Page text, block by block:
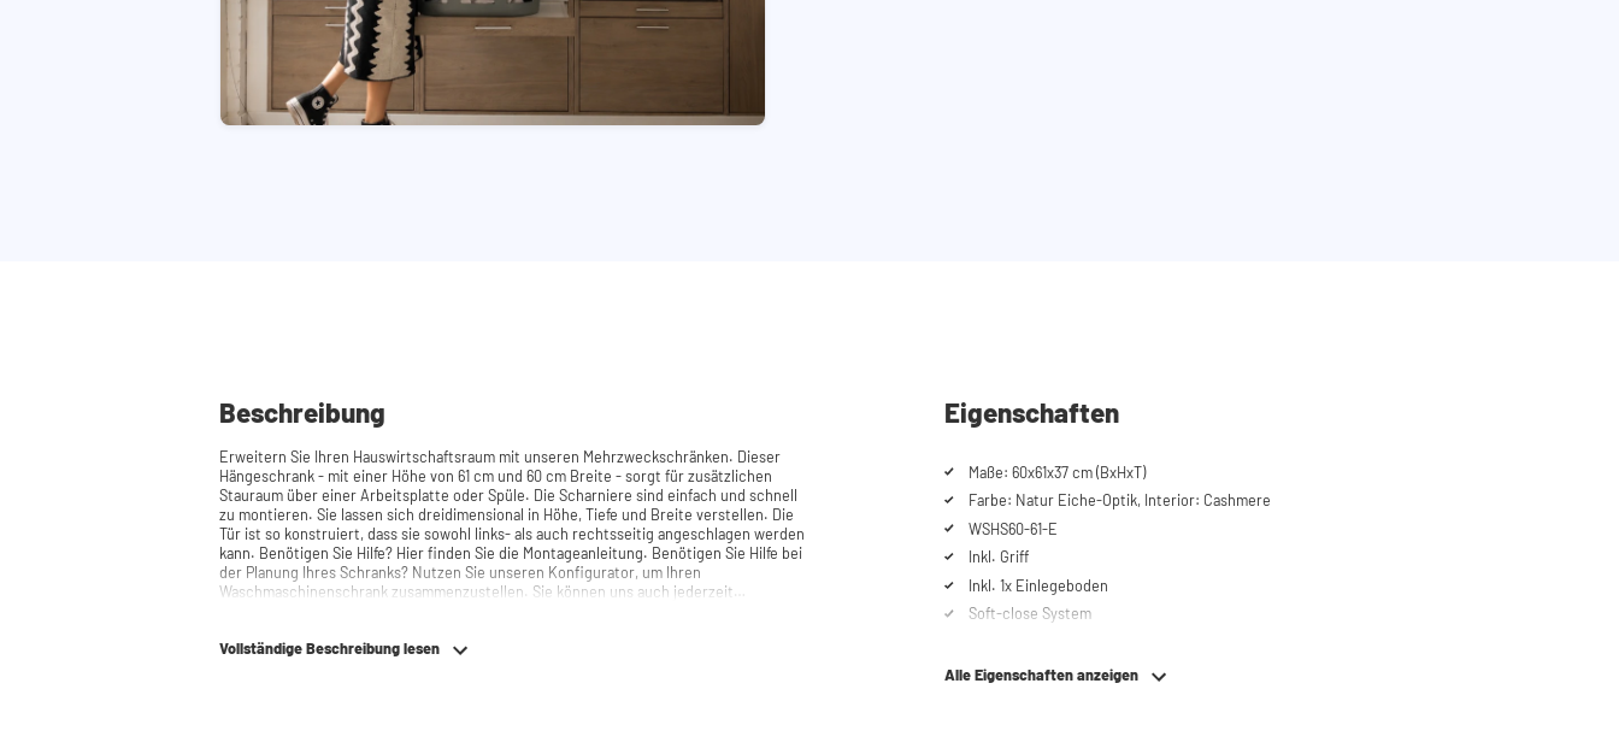
Beschreibung
Erweitern Sie Ihren Hauswirtschaftsraum mit unseren Mehrzweckschränken. Dieser
Hängeschrank - mit einer Höhe von 61 cm und 60 cm Breite - sorgt für zusätzlichen
Stauraum über einer Arbeitsplatte oder Spüle. Die Scharniere sind einfach und schnell
zu montieren. Sie lassen sich dreidimensional in Höhe, Tiefe und Breite verstellen. Die
Tür ist so konstruiert, dass sie sowohl links- als auch rechtsseitig angeschlagen werden
kann. Benötigen Sie Hilfe? Hier finden Sie die Montageanleitung. Benötigen Sie Hilfe bei
der Planung Ihres Schranks? Nutzen Sie unseren Konfigurator, um Ihren
Waschmaschinenschrank zusammenzustellen. Sie können uns auch jederzeit
Vollständige Beschreibung lesen
Eigenschaften
Maße: 60x61x37 cm (BxHxT)
Farbe: Natur Eiche-Optik, Interior: Cashmere
WSHS60-61-E
Inkl. Griff
Inkl. 1x Einlegeboden
Soft-close System
Alle Eigenschaften anzeigen